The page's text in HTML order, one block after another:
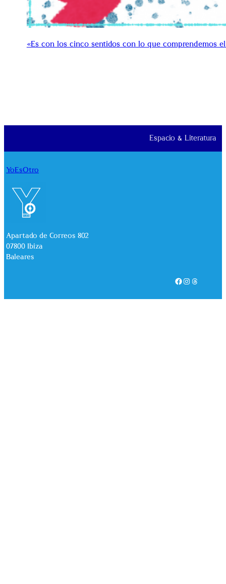
«Es con los cinco sentidos con lo que comprendemos
Espacio & Literatura
YoEsOtro
Apartado de Correos 802
07800 Ibiza
Baleares
Facebook
Instagram
Threads